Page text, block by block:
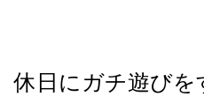
休日にガチ遊び